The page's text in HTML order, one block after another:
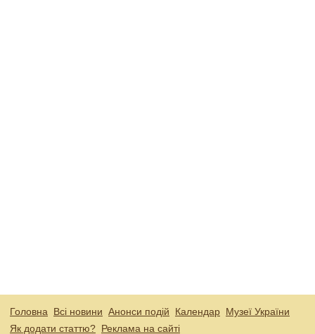
Головна Всі новини Анонси подій Календар Музеї України
Як додати статтю? Реклама на сайті